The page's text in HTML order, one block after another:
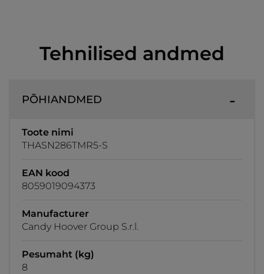
Tehnilised andmed
PÕHIANDMED
Toote nimi
THASN286TMR5-S
EAN kood
8059019094373
Manufacturer
Candy Hoover Group S.r.l.
Pesumaht (kg)
8